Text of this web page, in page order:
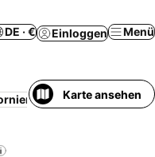
DE · € Einloggen Menü
Karte ansehen